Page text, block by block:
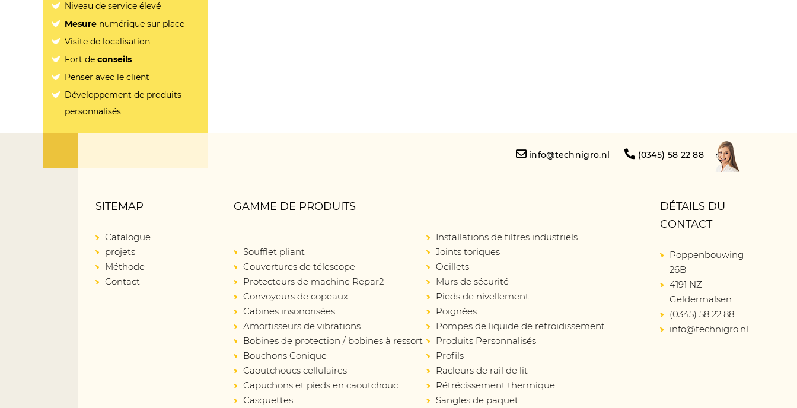
Niveau de service élevé
Mesure numérique sur place
Visite de localisation
Fort deconseils
Penser avec le client
Développement de produits
personnalisés
info@technigro.nl (0345) 58 22 88
SITEMAP
Catalogue
projets
Méthode
Contact
GAMME DE PRODUITS
Soufflet pliant
Couvertures de télescope
Protecteurs de machine Repar2
Convoyeurs de copeaux
Cabines insonorisées
Amortisseurs de vibrations
Bobines de protection / bobines à ressort
Bouchons Conique
Caoutchoucs cellulaires
Capuchons et pieds en caoutchouc
Casquettes
Installations de filtres industriels
Joints toriques
Oeillets
Murs de sécurité
Pieds de nivellement
Poignées
Pompes de liquide de refroidissement
Produits Personnalisés
Profils
Racleurs de rail de lit
Rétrécissement thermique
Sangles de paquet
DÉTAILS DU
CONTACT
Poppenbouwing
26B
4191 NZ
Geldermalsen
(0345) 58 22 88
info@technigro.nl